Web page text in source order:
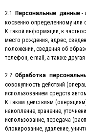
2.1. Персональные данные -
косвенно определенному или
К такой информации, в
место рождения, адрес,
положении, сведения об
телефон, e-mail, а также
2.2. Обработка
совокупность действий
использованием средств
К таким действиям
накопление, хранение,
использование, передача
блокирование, удаление,